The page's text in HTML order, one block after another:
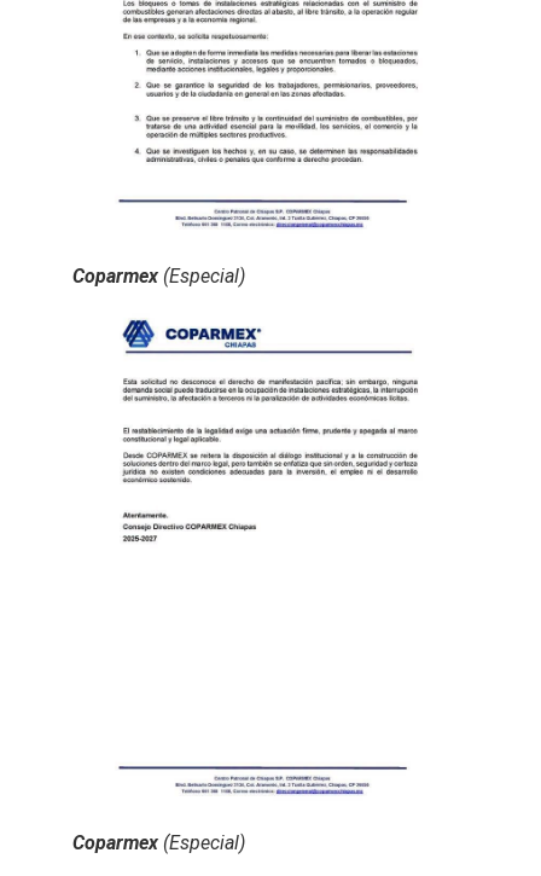
Coparmex (Especial)
Coparmex (Especial)